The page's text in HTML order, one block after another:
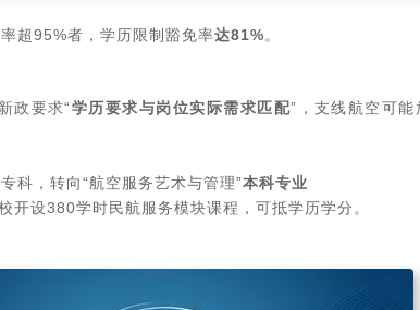
超95%者，学历限制豁免率达81%。
政要求“学历要求与岗位实际需求匹配”，支线航空可
科，转向“航空服务艺术与管理”本科专业
开设380学时民航服务模块课程，可抵学历学分。